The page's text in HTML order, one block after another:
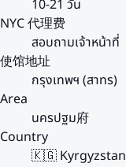
10-21 วัน
NYC 代理费
สอบถามเจ้าหน้าที่
使馆地址
กรุงเทพฯ (สาทร)
Area
นครปฐม府
Country
🇰🇬 Kyrgyzstan